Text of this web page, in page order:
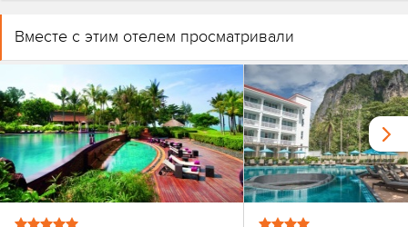
Вместе с этим отелем просматривали